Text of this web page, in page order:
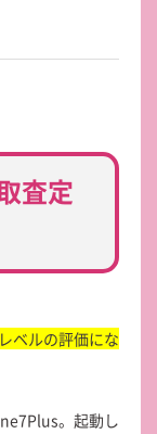
査定
ベルの評価にな
。起動し